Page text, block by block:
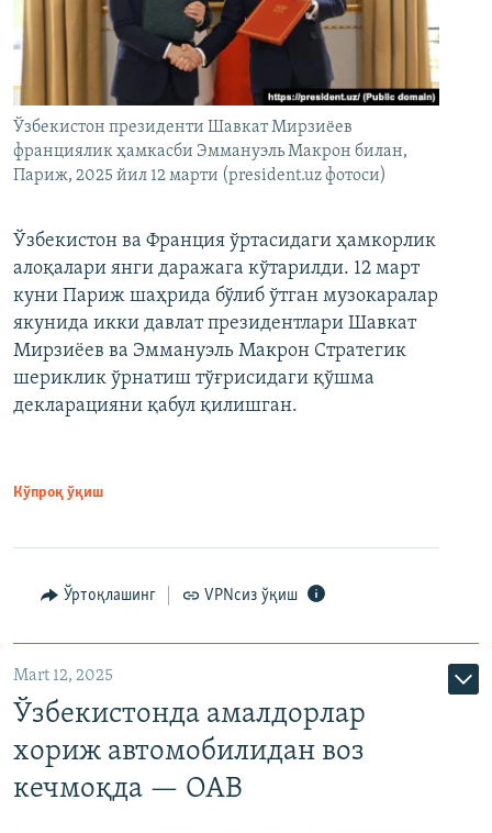
Ўзбекистон президенти Шавкат Мирзиёев
франциялик ҳамкасби Эммануэль Макрон билан,
Париж, 2025 йил 12 марти (president.uz фотоси)
Ўзбекистон ва Франция ўртасидаги ҳамкорлик
алоқалари янги даражага кўтарилди. 12 март
куни Париж шаҳрида бўлиб ўтган музокаралар
якунида икки давлат президентлари Шавкат
Мирзиёев ва Эммануэль Макрон Стратегик
шериклик ўрнатиш тўғрисидаги қўшма
декларацияни қабул қилишган.
Кўпроқ ўқиш
Ўртоқлашинг VPNсиз ўқиш
Mart 12, 2025
Ўзбекистонда амалдорлар
хориж автомобилидан воз
кечмоқда — ОАВ